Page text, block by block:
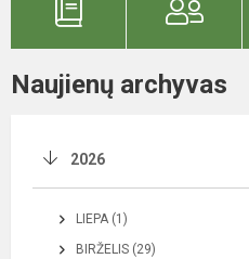
Naujienų archyvas
2026
LIEPA (1)
BIRŽELIS (29)